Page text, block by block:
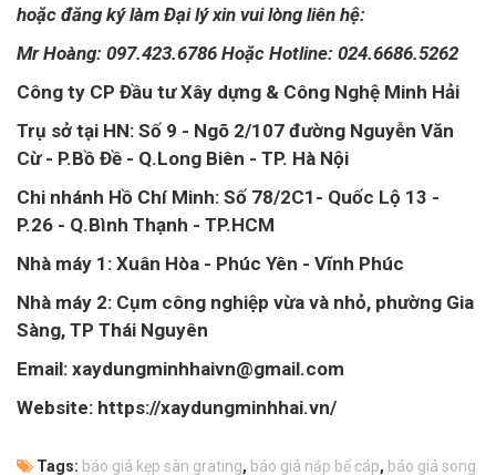
hoặc đăng ký làm Đại lý xin vui lòng liên hệ:
Mr Hoàng: 097.423.6786 Hoặc Hotline: 024.6686.5262
Công ty CP Đầu tư Xây dựng & Công Nghệ Minh Hải
Trụ sở tại HN: Số 9 - Ngõ 2/107 đường Nguyễn Văn
Cừ - P.Bồ Đề - Q.Long Biên - TP. Hà Nội
Chi nhánh Hồ Chí Minh: Số 78/2C1- Quốc Lộ 13 -
P.26 - Q.Bình Thạnh - TP.HCM
Nhà máy 1: Xuân Hòa - Phúc Yên - Vĩnh Phúc
Nhà máy 2: Cụm công nghiệp vừa và nhỏ, phường Gia
Sàng, TP Thái Nguyên
Email: xaydungminhhaivn@gmail.com
Website: https://xaydungminhhai.vn/
Tags: báo giá kẹp sàn grating, báo giá nắp bể cáp, báo giá song